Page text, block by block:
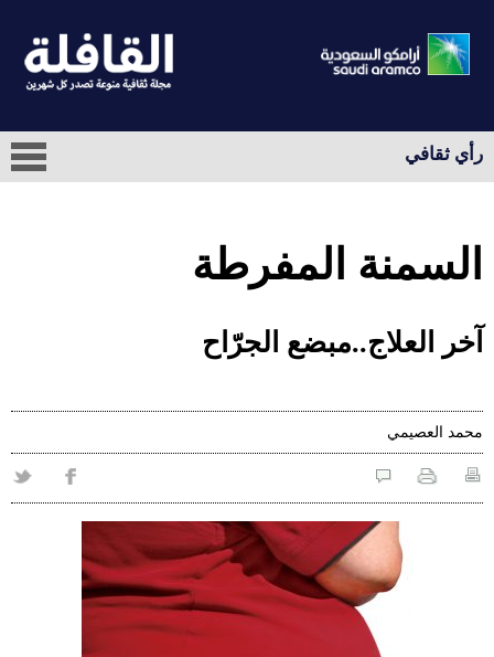
رأي ثقافي
السمنة المفرطة
آخر العلاج..مبضع الجرّاح
محمد العصيمي